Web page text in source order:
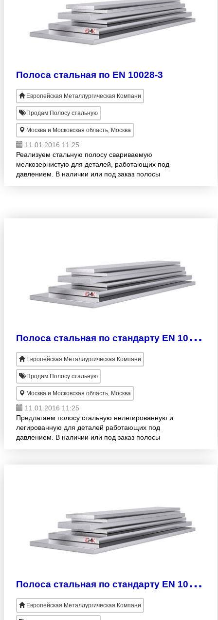
Полоса стальная по EN 10028-3
Европейская Металлургическая Компани
Продам Полосу стальную
Москва и Московская область, Москва
11.01.2016 11:25
Реализуем стальную полосу свариваемую
мелкозернистую для деталей, работающих под
давлением. В наличии или под заказ полосы
П
олоса стальная по стандарту EN 10028-2
Европейская Металлургическая Компани
Продам Полосу стальную
Москва и Московская область, Москва
11.01.2016 11:25
Предлагаем полосу стальную нелегированную и
легированную для деталей работающих под
давлением. В наличии или под заказ полосы
П
олоса стальная по стандарту EN 10025-2
Европейская Металлургическая Компани